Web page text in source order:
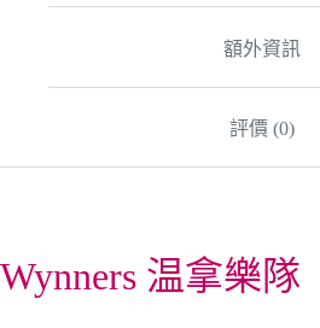
額外資訊
評價 (0)
Wynners 温拿樂隊